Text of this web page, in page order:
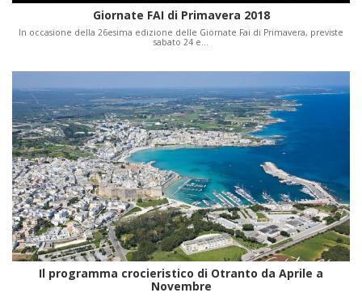
Giornate FAI di Primavera 2018
In occasione della 26esima edizione delle Giornate Fai di Primavera, previste
sabato 24 e…
Il programma crocieristico di Otranto da Aprile a
Novembre